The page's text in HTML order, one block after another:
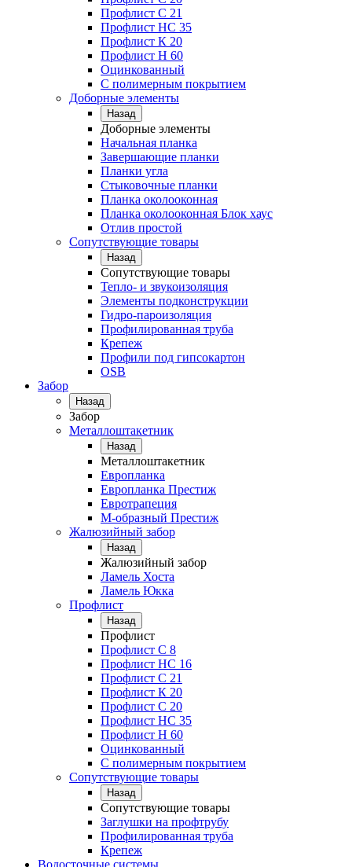
Профлист C 21
Профлист НС 35
Профлист К 20
Профлист Н 60
Оцинкованный
С полимерным покрытием
Доборные элементы
Назад
Доборные элементы
Начальная планка
Завершающие планки
Планки угла
Стыковочные планки
Планка околооконная
Планка околооконная Блок хаус
Отлив простой
Сопутствующие товары
Назад
Сопутствующие товары
Тепло- и звукоизоляция
Элементы подконструкции
Гидро-пароизоляция
Профилированная труба
Крепеж
Профили под гипсокартон
OSB
Забор
Назад
Забор
Металлоштакетник
Назад
Металлоштакетник
Европланка
Европланка Престиж
Евротрапеция
М-образный Престиж
Жалюзийный забор
Назад
Жалюзийный забор
Ламель Хоста
Ламель Юкка
Профлист
Назад
Профлист
Профлист С 8
Профлист НС 16
Профлист C 21
Профлист К 20
Профлист С 20
Профлист НС 35
Профлист Н 60
Оцинкованный
С полимерным покрытием
Сопутствующие товары
Назад
Сопутствующие товары
Заглушки на профтрубу
Профилированная труба
Крепеж
Водосточные системы